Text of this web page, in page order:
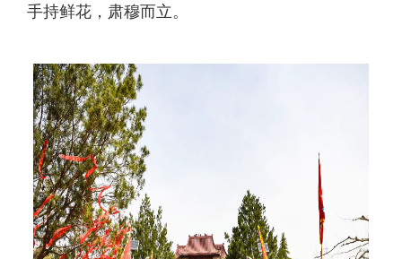
手持鲜花，肃穆而立。